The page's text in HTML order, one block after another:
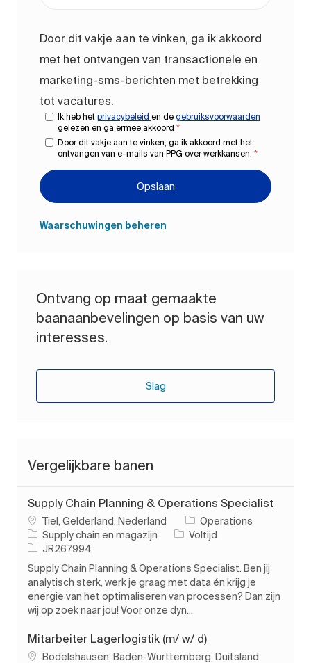
Door dit vakje aan te vinken, ga ik akkoord
met het ontvangen van transactionele en
marketing-sms-berichten met betrekking
tot vacatures.
Ik heb het privacybeleid en de gebruiksvoorwaarden
gelezen en ga ermee akkoord *
Door dit vakje aan te vinken, ga ik akkoord met het
ontvangen van e-mails van PPG over werkkansen. *
Opslaan
Waarschuwingen beheren
Ontvang op maat gemaakte
baanaanbevelingen op basis van uw
interesses.
Slag
Vergelijkbare banen
Supply Chain Planning & Operations Specialist
PlaatsTiel, Gelderland, Nederland
Operations
Categorie
Supply chain en magazijn Soort baan
Voltijd
Taak-ID
JR267994
Supply Chain Planning & Operations Specialist. Ben jij
analytisch sterk, werk je graag met data én krijg je
energie van het optimaliseren van processen? Dan zijn
wij op zoek naar jou! Voor onze dyn...
Mitarbeiter Lagerlogistik (m/ w/ d)
PlaatsBodelshausen, Baden-Württemberg, Duitsland